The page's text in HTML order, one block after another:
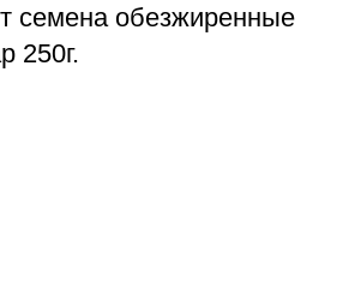
семена обезжиренные
250г.